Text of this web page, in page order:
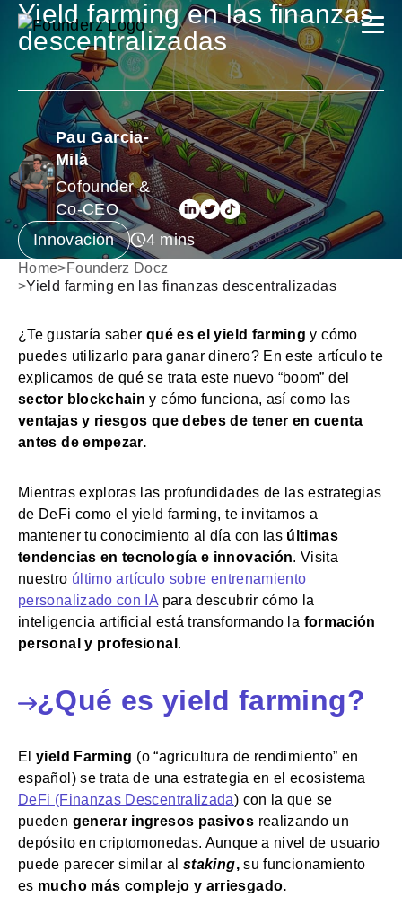
Yield farming en las finanzas
descentralizadas
Pau Garcia-
Milà
Cofounder &
Co-CEO
Innovación
Home>Founderz Docz
>Yield farming en las finanzas descentralizadas
¿Te gustaría saber qué es el yield farming y cómo
puedes utilizarlo para ganar dinero? En este artículo te
explicamos de qué se trata este nuevo “boom” del
sector blockchain y cómo funciona, así como las
ventajas y riesgos que debes de tener en cuenta
antes de empezar.
Mientras exploras las profundidades de las estrategias
de DeFi como el yield farming, te invitamos a
mantener tu conocimiento al día con las últimas
tendencias en tecnología e innovación. Visita
nuestro ú ltimo artículo sobre entrenamiento
personalizado con IA para descubrir cómo la
inteligencia artificial está transformando la formación
personal y profesional .
¿Qué es yield farming?
Elyield Farming (o “agricultura de rendimiento” en
español) se trata de una estrategia en el ecosistema
DeFi (Finanzas Descentralizada) con la que se
pueden generar ingresos pasivos realizando un
depósito en criptomonedas. Aunque a nivel de usuario
puede parecer similar al staking,su funcionamiento
es mucho más complejo y arriesgado.